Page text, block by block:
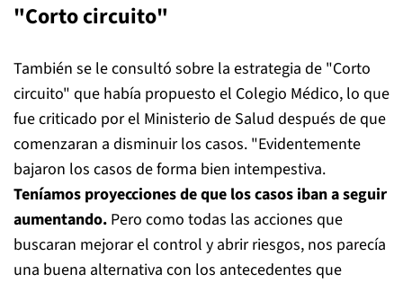
"Corto circuito"
También se le consultó sobre la estrategia de "Corto
circuito" que había propuesto el Colegio Médico, lo que
fue criticado por el Ministerio de Salud después de que
comenzaran a disminuir los casos. "Evidentemente
bajaron los casos de forma bien intempestiva.
Teníamos proyecciones de que los casos iban a seguir
aumentando. Pero como todas las acciones que
buscaran mejorar el control y abrir riesgos, nos parecía
una buena alternativa con los antecedentes que